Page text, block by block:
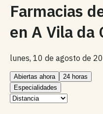
Farmacias
en A Vila da
lunes, 10 de agosto de
Abiertas ahora
24 horas
Especialidades